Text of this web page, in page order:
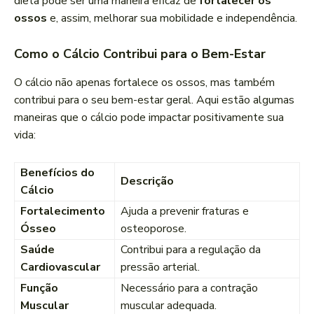
ossos e, assim, melhorar sua mobilidade e independência.
Como o Cálcio Contribui para o Bem-Estar
O cálcio não apenas fortalece os ossos, mas também
contribui para o seu bem-estar geral. Aqui estão algumas
maneiras que o cálcio pode impactar positivamente sua
vida:
Benefícios do
Cálcio
Descrição
Fortalecimento
Ósseo
Ajuda a prevenir fraturas e
osteoporose.
Saúde
Cardiovascular
Contribui para a regulação da
pressão arterial.
Função
Muscular
Necessário para a contração
muscular adequada.